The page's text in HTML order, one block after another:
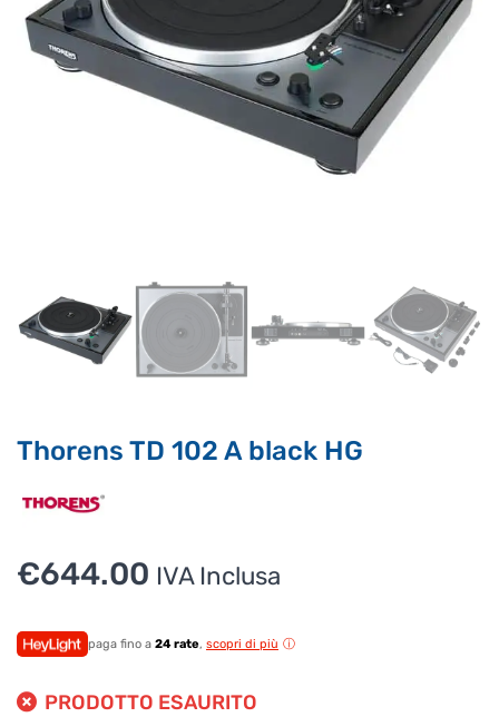
Thorens TD 102 A black HG
€644.00 IVA Inclusa
paga fino a 24 rate, scopri di più
PRODOTTO ESAURITO
RF Assist
Per ottenere dettagli su un determinato prodotto
assicurati di indicarne il nome completo